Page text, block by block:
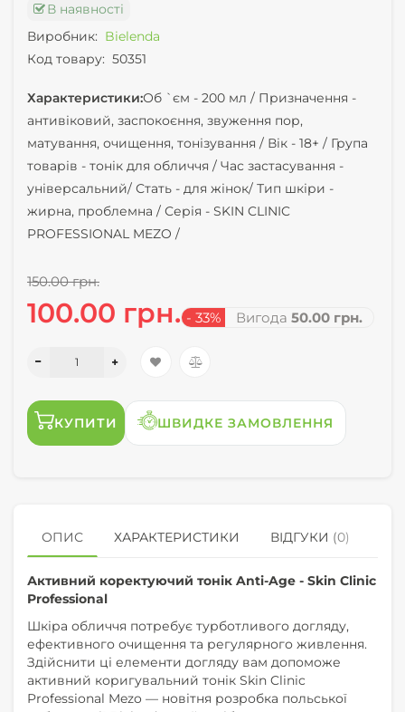
В наявності
Виробник: Bielenda
Код товару: 50351
Характеристики:Об `єм - 200 мл / Призначення -
антивіковий, заспокоєння, звуження пор,
матування, очищення, тонізування / Вік - 18+ / Група
товарів - тонік для обличчя / Час застасування -
універсальний/ Стать - для жінок/ Тип шкіри -
жирна, проблемна / Серія - SKIN CLINIC
PROFESSIONAL MEZO /
150.00 грн.
100.00 грн. - 33% Вигода 50.00 грн.
КУПИТИ ШВИДКЕ ЗАМОВЛЕННЯ
ОПИС ХАРАКТЕРИСТИКИ ВІДГУКИ (0)
Активний коректуючий тонік Anti-Age - Skin Clinic
Professional
Шкіра обличчя потребує турботливого догляду,
ефективного очищення та регулярного живлення.
Здійснити ці елементи догляду вам допоможе
активний коригувальний тонік Skin Clinic
Professional Mezo — новітня розробка польської